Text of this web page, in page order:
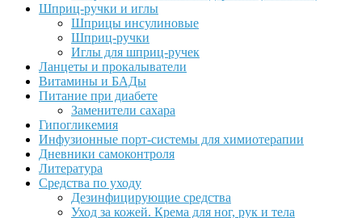
Шприц-ручки и иглы
Шприцы инсулиновые
Шприц-ручки
Иглы для шприц-ручек
Ланцеты и прокалыватели
Витамины и БАДы
Питание при диабете
Заменители сахара
Гипогликемия
Инфузионные порт-системы для химиотерапии
Дневники самоконтроля
Литература
Средства по уходу
Дезинфицирующие средства
Уход за кожей. Крема для ног, рук и тела